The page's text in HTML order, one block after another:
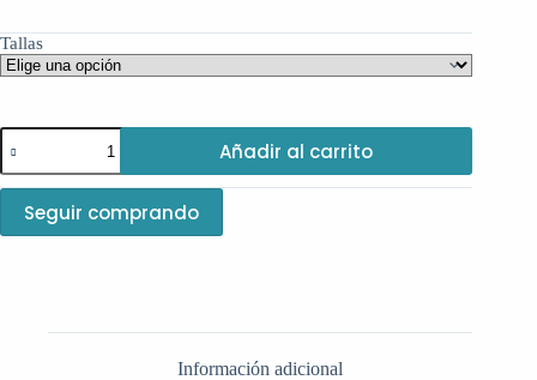
Tallas
Añadir al carrito
Seguir comprando
Información adicional